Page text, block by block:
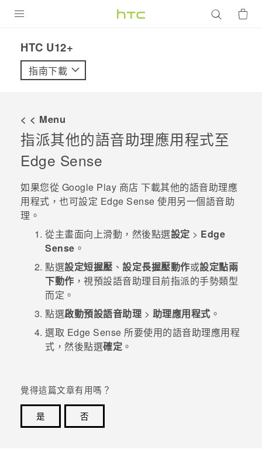
VIVE
配件
VIVERSE
優惠專區
焦點訊息
校園專案
企業採購
銷售門市
銷售通路
支援服務
VIVELAND
HTC U12+‎
指南下載
< < Menu
指派其他的語音助理應用程式至
Edge Sense
如果您從 Google Play 商店 下載其他的語音助理應
用程式，也可設定 Edge Sense 使用另一個語音助
理。
從主畫面向上滑動，然後點選設定 > Edge
Sense 。
點選設定短握壓 、 設定長握壓動作或設定點兩
下動作 ，視預設語音助理目前指派的手勢類型
而定。
點選啟動預設語音助理 > 助理應用程式 。
選取 Edge Sense 所要使用的語音助理應用程
式，然後點選確定 。
覺得這篇文章有用嗎？
是
否